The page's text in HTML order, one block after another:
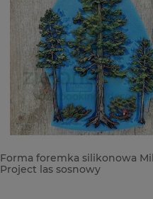
Forma foremka silikonowa
Project las sosnowy